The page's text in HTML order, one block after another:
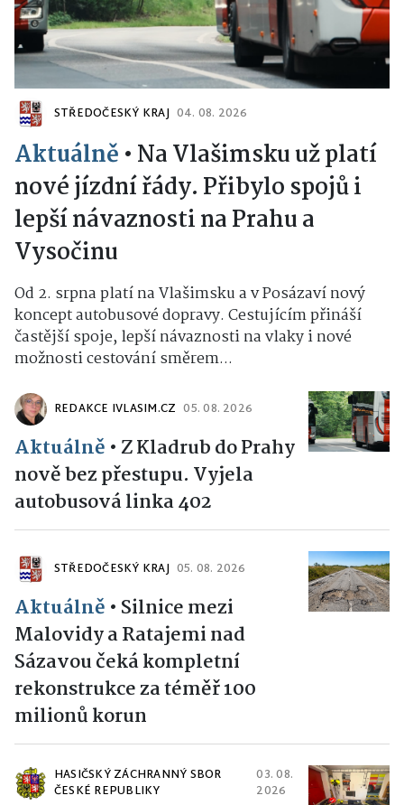
STŘEDOČESKÝ KRAJ 04. 08. 2026
Aktuálně • Na Vlašimsku už platí
nové jízdní řády. Přibylo spojů i
lepší návaznosti na Prahu a
Vysočinu
Od 2. srpna platí na Vlašimsku a v Posázaví nový
koncept autobusové dopravy. Cestujícím přináší
častější spoje, lepší návaznosti na vlaky i nové
možnosti cestování směrem...
REDAKCE IVLASIM.CZ 05. 08. 2026
Aktuálně • Z Kladrub do Prahy
nově bez přestupu. Vyjela
autobusová linka 402
STŘEDOČESKÝ KRAJ 05. 08. 2026
Aktuálně • Silnice mezi
Malovidy a Ratajemi nad
Sázavou čeká kompletní
rekonstrukce za téměř 100
milionů korun
HASIČSKÝ ZÁCHRANNÝ SBOR
ČESKÉ REPUBLIKY
03. 08.
2026